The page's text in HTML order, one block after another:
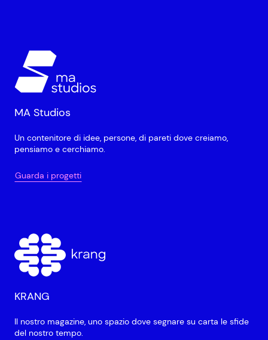
MA Studios
Un contenitore di idee, persone, di pareti dove creiamo,
pensiamo e cerchiamo.
Guarda i progetti
KRANG
Il nostro magazine, uno spazio dove segnare su carta le sfide
del nostro tempo.